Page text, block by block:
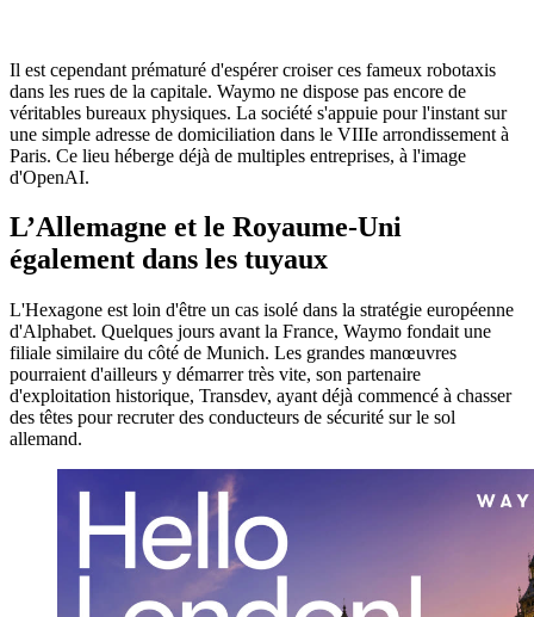
Il est cependant prématuré d'espérer croiser ces fameux robotaxis
dans les rues de la capitale. Waymo ne dispose pas encore de
véritables bureaux physiques. La société s'appuie pour l'instant sur
une simple adresse de domiciliation dans le VIIIe arrondissement à
Paris. Ce lieu héberge déjà de multiples entreprises, à l'image
d'OpenAI.
L’Allemagne et le Royaume-Uni
également dans les tuyaux
L'Hexagone est loin d'être un cas isolé dans la stratégie européenne
d'Alphabet. Quelques jours avant la France, Waymo fondait une
filiale similaire du côté de Munich. Les grandes manœuvres
pourraient d'ailleurs y démarrer très vite, son partenaire
d'exploitation historique, Transdev, ayant déjà commencé à chasser
des têtes pour recruter des conducteurs de sécurité sur le sol
allemand.